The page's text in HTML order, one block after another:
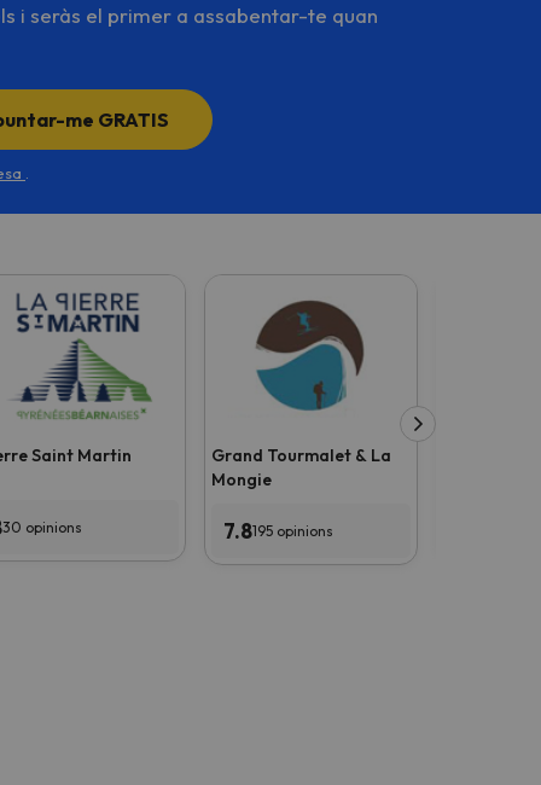
i seràs el primer a assabentar-te quan
me GRATIS
Saint Martin
30 opinions
Grand Tourmalet & La
Mongie
7.8195 opinions